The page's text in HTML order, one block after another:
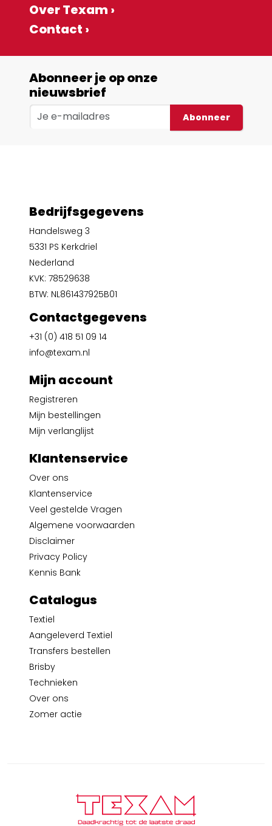
Over Texam ›
Contact ›
Abonneer je op onze
nieuwsbrief
Abonneer
Bedrijfsgegevens
Handelsweg 3
5331 PS Kerkdriel
Nederland
KVK: 78529638
BTW: NL861437925B01
Contactgegevens
+31 (0) 418 51 09 14
info@texam.nl
Mijn account
Registreren
Mijn bestellingen
Mijn verlanglijst
Klantenservice
Over ons
Klantenservice
Veel gestelde Vragen
Algemene voorwaarden
Disclaimer
Privacy Policy
Kennis Bank
Catalogus
Textiel
Aangeleverd Textiel
Transfers bestellen
Brisby
Technieken
Over ons
Zomer actie